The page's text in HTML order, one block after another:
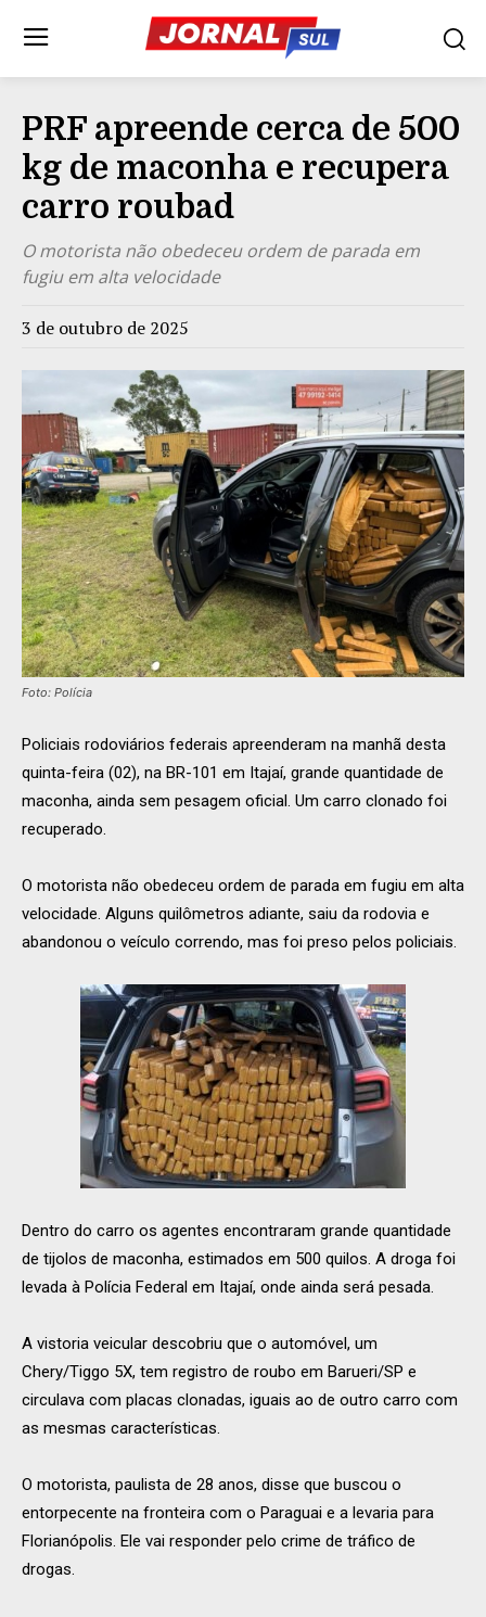
PRF apreende cerca de 500
kg de maconha e recupera
carro roubad
O motorista não obedeceu ordem de parada em
fugiu em alta velocidade
3 de outubro de 2025
Foto: Polícia
Policiais rodoviários federais apreenderam na manhã desta
quinta-feira (02), na BR-101 em Itajaí, grande quantidade de
maconha, ainda sem pesagem oficial. Um carro clonado foi
recuperado.
O motorista não obedeceu ordem de parada em fugiu em alta
velocidade. Alguns quilômetros adiante, saiu da rodovia e
abandonou o veículo correndo, mas foi preso pelos policiais.
Dentro do carro os agentes encontraram grande quantidade
de tijolos de maconha, estimados em 500 quilos. A droga foi
levada à Polícia Federal em Itajaí, onde ainda será pesada.
A vistoria veicular descobriu que o automóvel, um
Chery/Tiggo 5X, tem registro de roubo em Barueri/SP e
circulava com placas clonadas, iguais ao de outro carro com
as mesmas características.
O motorista, paulista de 28 anos, disse que buscou o
entorpecente na fronteira com o Paraguai e a levaria para
Florianópolis. Ele vai responder pelo crime de tráfico de
drogas.